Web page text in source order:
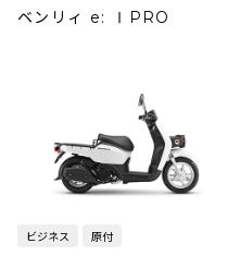
ベンリィ e: ⅠPRO
ビジネス 原付